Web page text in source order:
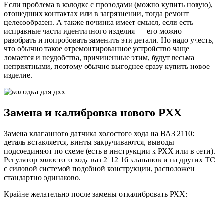
Если проблема в колодке с проводами (можно купить новую),
отошедших контактах или в загрязнении, тогда ремонт
целесообразен. А также починка имеет смысл, если есть
исправные части идентичного изделия — его можно
разобрать и попробовать заменить эти детали. Но надо учесть,
что обычно такое отремонтированное устройство чаще
ломается и неудобства, причиненные этим, будут весьма
неприятными, поэтому обычно выгоднее сразу купить новое
изделие.
Замена и калибровка нового РХХ
Замена клапанного датчика холостого хода на ВАЗ 2110:
деталь вставляется, винты закручиваются, выводы
подсоединяют по схеме (есть в инструкции к РХХ или в сети).
Регулятор холостого хода ваз 2112 16 клапанов и на других ТС
с силовой системой подобной конструкции, расположен
стандартно одинаково.
Крайне желательно после замены откалибровать РХХ: